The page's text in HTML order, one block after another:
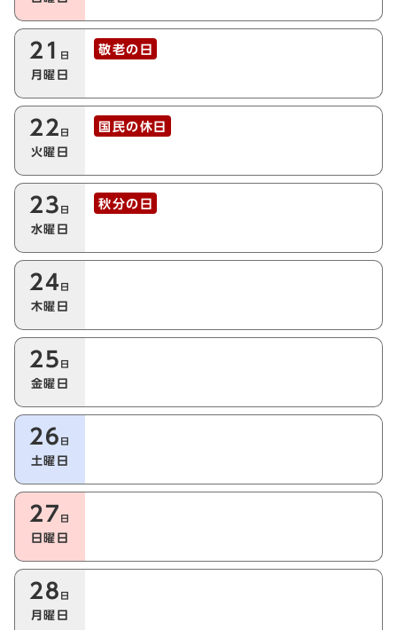
21 日
月曜日
敬老の日
22 日
火曜日
国民の休日
23 日
水曜日
秋分の日
24 日
木曜日
25 日
金曜日
26 日
土曜日
27 日
日曜日
28 日
月曜日